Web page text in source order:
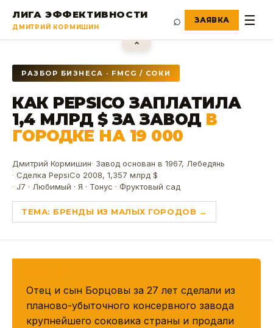
⌃
ЛИГА ЭФФЕКТИВНОСТИ
ДМИТРИЙ КОРМИШИН ⌕ ☰
РАЗБОР БИЗНЕСА · FMCG / СОКИ
КАК PEPSICO ЗАПЛАТИЛА
1,4 МЛРД $ ЗА ЗАВОД В
ГОРОДКЕ НА 19 000
Дмитрий Кормишин Завод основан в 1967, Лебедянь
Сделка PepsiCo 2008, 1,357 млрд $
J7 · Любимый · Я · Тонус · Фруктовый сад
ТЕМА: БРЕНДЫ ИЗ МАЛЫХ ГОРОДОВ →
Отец и сын Борцовы за 27 лет сделали из
планово-убыточного консервного завода
крупнейшего соковика страны и продали